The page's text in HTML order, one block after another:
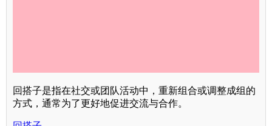
回搭子是指在社交或团队活动中，重新组合或调整成组的
方式，通常为了更好地促进交流与合作。